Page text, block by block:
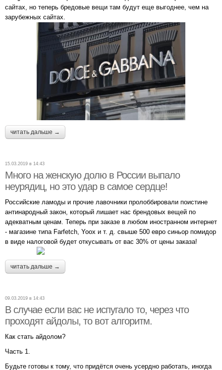
сайтах, но теперь бредовые вещи там будут еще выгоднее, чем на
зарубежных сайтах.
читать дальше →
15.03.2019 в 14:43
Много на женскую долю в России выпало
неурядиц, но это удар в самое сердце!
Российские ламоды и прочие лавочники пролоббировали поистине
антинародный закон, который лишает нас брендовых вещей по
адекватным ценам. Теперь при заказе в любом иностранном интернет
- магазине типа Farfetch, Yoox и т. д. свыше 500 евро синьор помидор
в виде налоговой будет откусывать от вас 30% от цены заказа!
читать дальше →
09.03.2019 в 14:43
В случае если вас не испугало то, через что
проходят айдолы, то вот алгоритм.
Как стать айдолом?
Часть 1.
Будьте готовы к тому, что придётся очень усердно работать, иногда